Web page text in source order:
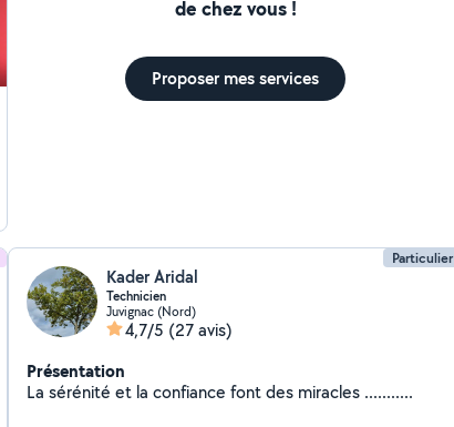
de chez vous !
Proposer mes services
Particulier
Kader Aridal
Technicien
Juvignac (Nord)
4,7/5 (27 avis)
Présentation
La sérénité et la confiance font des miracles ...........